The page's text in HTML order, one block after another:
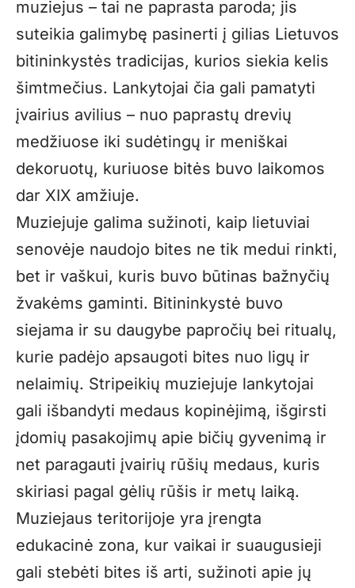
muziejus – tai ne paprasta paroda; jis
suteikia galimybę pasinerti į gilias Lietuvos
bitininkystės tradicijas, kurios siekia kelis
šimtmečius. Lankytojai čia gali pamatyti
įvairius avilius – nuo paprastų drevių
medžiuose iki sudėtingų ir meniškai
dekoruotų, kuriuose bitės buvo laikomos
dar XIX amžiuje.
Muziejuje galima sužinoti, kaip lietuviai
senovėje naudojo bites ne tik medui rinkti,
bet ir vaškui, kuris buvo būtinas bažnyčių
žvakėms gaminti. Bitininkystė buvo
siejama ir su daugybe papročių bei ritualų,
kurie padėjo apsaugoti bites nuo ligų ir
nelaimių. Stripeikių muziejuje lankytojai
gali išbandyti medaus kopinėjimą, išgirsti
įdomių pasakojimų apie bičių gyvenimą ir
net paragauti įvairių rūšių medaus, kuris
skiriasi pagal gėlių rūšis ir metų laiką.
Muziejaus teritorijoje yra įrengta
edukacinė zona, kur vaikai ir suaugusieji
gali stebėti bites iš arti, sužinoti apie jų